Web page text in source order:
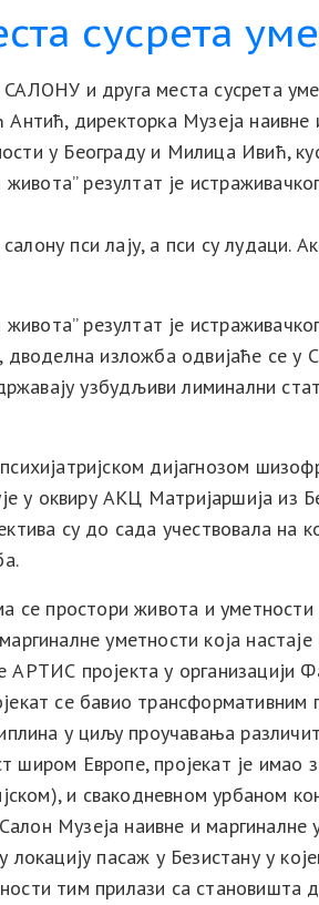
сусрета
и друга места сусрета
директорка Музеја
у Београду и Милица Ивић,
резултат је
пси лају, а пси су лудаци.
резултат је
изложба одвијаће се
узбудљиви лиминални
дијагнозом
у оквиру АКЦ Матријаршија из
су до сада учествовала на
простори живота и уметности
уметности која настаје
пројекта у организацији
се бавио трансформативним
у циљу проучавања
Европе, пројекат је
и свакодневном урбаном
Музеја наивне и
пасаж у Безистану у
тим прилази са становишта